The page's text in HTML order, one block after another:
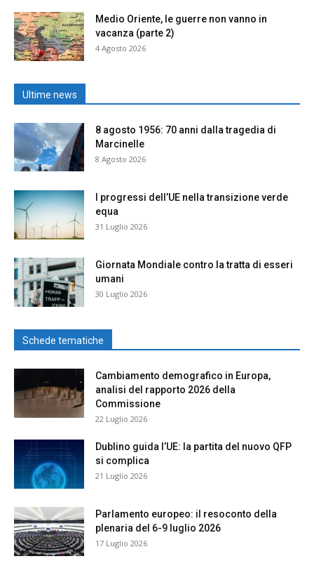
Medio Oriente, le guerre non vanno in
vacanza (parte 2)
4 Agosto 2026
Ultime news
8 agosto 1956: 70 anni dalla tragedia di
Marcinelle
8 Agosto 2026
I progressi dell’UE nella transizione verde
equa
31 Luglio 2026
Giornata Mondiale contro la tratta di esseri
umani
30 Luglio 2026
Schede tematiche
Cambiamento demografico in Europa,
analisi del rapporto 2026 della
Commissione
22 Luglio 2026
Dublino guida l’UE: la partita del nuovo QFP
si complica
21 Luglio 2026
Parlamento europeo: il resoconto della
plenaria del 6-9 luglio 2026
17 Luglio 2026